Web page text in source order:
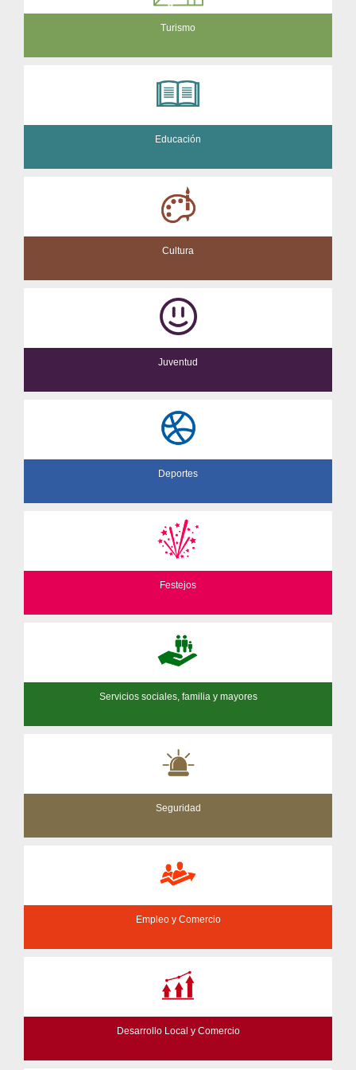
Turismo
Educación
Cultura
Juventud
Deportes
Festejos
Servicios sociales, familia y mayores
Seguridad
Empleo y Comercio
Desarrollo Local y Comercio